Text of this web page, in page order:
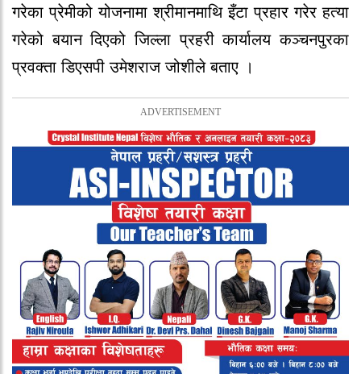
गरेका प्रेमीको योजनामा श्रीमानमाथि इँटा प्रहार गरेर हत्या
गरेको बयान दिएको जिल्ला प्रहरी कार्यालय कञ्चनपुरका
प्रवक्ता डिएसपी उमेशराज जोशीले बताए ।